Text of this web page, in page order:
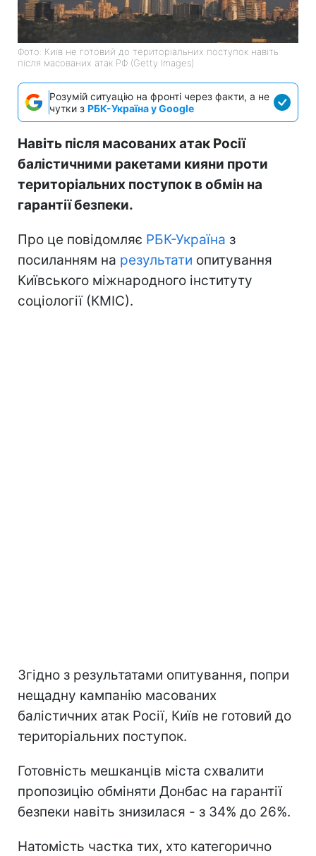
Фото: Київ не готовий до територіальних поступок навіть
після масованих атак РФ (Getty Images)
Розумій ситуацію на фронті через факти, а не
чутки з РБК-Україна у Google
Навіть після масованих атак Росії
балістичними ракетами кияни проти
територіальних поступок в обмін на
гарантії безпеки.
Про це повідомляє РБК-Україна з
посиланням на результати опитування
Київського міжнародного інституту
соціології (КМІС).
Згідно з результатами опитування, попри
нещадну кампанію масованих
балістичних атак Росії, Київ не готовий до
територіальних поступок.
Готовність мешканців міста схвалити
пропозицію обміняти Донбас на гарантії
безпеки навіть знизилася - з 34% до 26%.
Натомість частка тих, хто категорично